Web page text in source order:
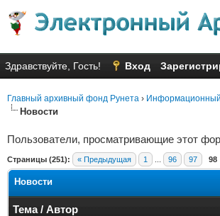
Здравствуйте, Гость! Вход
Главный архивный фонд Рунета ›
Новости
Пользователи, просматривающие этот
Страницы (251): « Предыдущая 1 96 97 98
Новости
Тема/ Автор